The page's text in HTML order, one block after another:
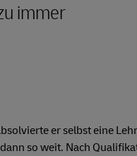
immer
er selbst eine
so weit. Nach